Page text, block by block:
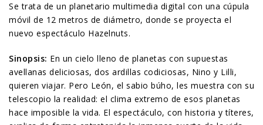
Se trata de un planetario multimedia digital con una cúpula
móvil de 12 metros de diámetro, donde se proyecta el
nuevo espectáculo Hazelnuts.
Sinopsis: En un cielo lleno de planetas con supuestas
avellanas deliciosas, dos ardillas codiciosas, Nino y Lilli,
quieren viajar. Pero León, el sabio búho, les muestra con su
telescopio la realidad: el clima extremo de esos planetas
hace imposible la vida. El espectáculo, con historia y títeres,